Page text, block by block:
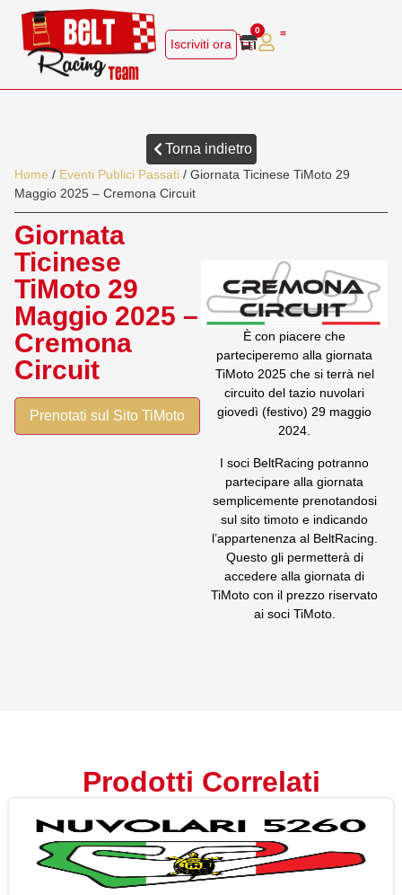
Iscriviti ora
0
Home / Eventi Publici Passati / Giornata Ticinese TiMoto 29
Maggio 2025 – Cremona Circuit
Torna indietro
Giornata
Ticinese
TiMoto 29
Maggio 2025 –
Cremona
Circuit
Prenotati sul Sito TiMoto
È con piacere che
parteciperemo alla giornata
TiMoto 2025 che si terrà nel
circuito del tazio nuvolari
giovedì (festivo) 29 maggio
2024.
I soci BeltRacing potranno
partecipare alla giornata
semplicemente prenotandosi
sul sito timoto e indicando
l’appartenenza al BeltRacing.
Questo gli permetterà di
accedere alla giornata di
TiMoto con il prezzo riservato
ai soci TiMoto.
Prodotti Correlati